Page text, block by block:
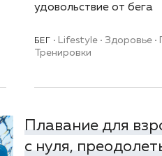
удовольствие от бега
БЕГ Lifestyle Здоровье
Тренировки
Плавание для
с нуля,